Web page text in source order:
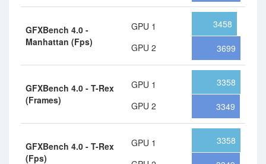
GFXBench 4.0 -
Manhattan (Fps)
GPU 1
GPU 2
3458
3699
GFXBench 4.0 - T-Rex
(Frames)
GPU 1
GPU 2
3358
3349
GFXBench 4.0 - T-Rex
(Fps)
GPU 1
3358